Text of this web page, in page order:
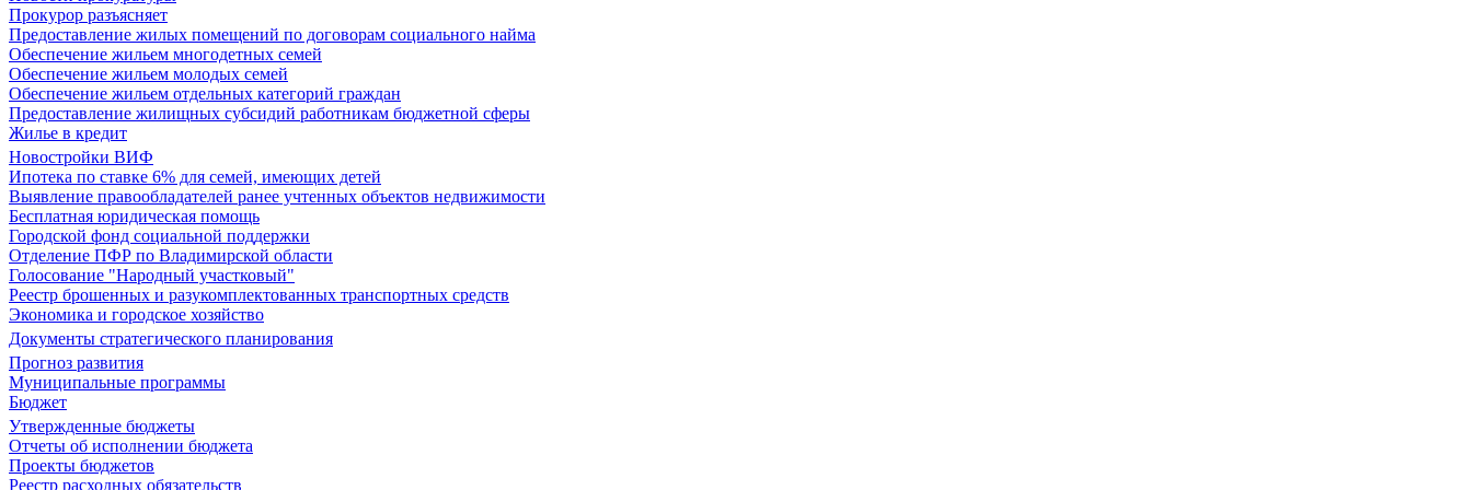
Прокурор разъясняет
Предоставление жилых помещений по договорам социального найма
Обеспечение жильем многодетных семей
Обеспечение жильем молодых семей
Обеспечение жильем отдельных категорий граждан
Предоставление жилищных субсидий работникам бюджетной сферы
Жилье в кредит
Новостройки ВИФ
Ипотека по ставке 6% для семей, имеющих детей
Выявление правообладателей ранее учтенных объектов недвижимости
Бесплатная юридическая помощь
Городской фонд социальной поддержки
Отделение ПФР по Владимирской области
Голосование "Народный участковый"
Реестр брошенных и разукомплектованных транспортных средств
Экономика и городское хозяйство
Документы стратегического планирования
Прогноз развития
Муниципальные программы
Бюджет
Утвержденные бюджеты
Отчеты об исполнении бюджета
Проекты бюджетов
Реестр расходных обязательств